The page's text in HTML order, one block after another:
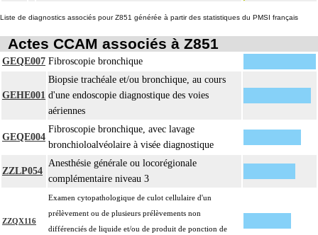
Liste de diagnostics associés pour Z851 générée à partir des statistiques du PMSI français
Actes CCAM associés à Z851
GEQE007 Fibroscopie bronchique
GEHE001
Biopsie trachéale et/ou bronchique, au cours
d'une endoscopie diagnostique des voies
aériennes
GEQE004
Fibroscopie bronchique, avec lavage
bronchioloalvéolaire à visée diagnostique
ZZLP054
Anesthésie générale ou locorégionale
complémentaire niveau 3
ZZQX116
Examen cytopathologique de culot cellulaire d'un
prélèvement ou de plusieurs prélèvements non
différenciés de liquide et/ou de produit de ponction de